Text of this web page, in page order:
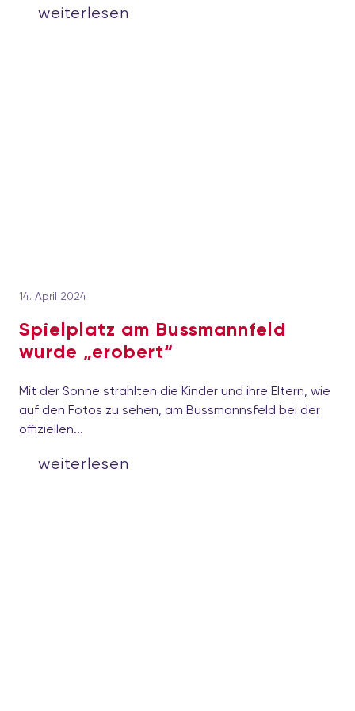
weiterlesen
14. April 2024
Spielplatz am Bussmannfeld
wurde „erobert“
Mit der Sonne strahlten die Kinder und ihre Eltern, wie
auf den Fotos zu sehen, am Bussmannsfeld bei der
offiziellen...
weiterlesen